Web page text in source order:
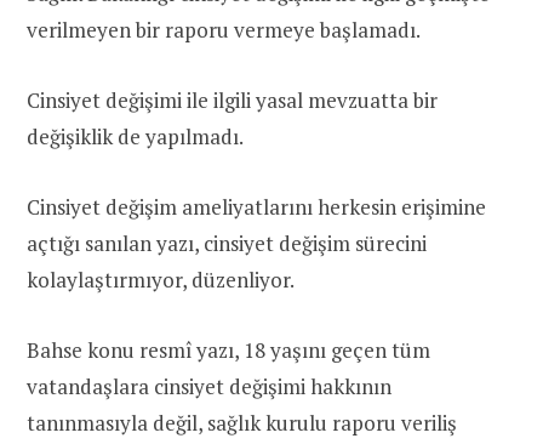
verilmeyen bir raporu vermeye başlamadı.
Cinsiyet değişimi ile ilgili yasal mevzuatta bir
değişiklik de yapılmadı.
Cinsiyet değişim ameliyatlarını herkesin erişimine
açtığı sanılan yazı, cinsiyet değişim sürecini
kolaylaştırmıyor, düzenliyor.
Bahse konu resmî yazı, 18 yaşını geçen tüm
vatandaşlara cinsiyet değişimi hakkının
tanınmasıyla değil, sağlık kurulu raporu veriliş